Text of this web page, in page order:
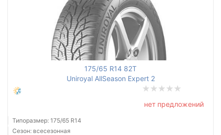
175/65 R14 82T
Uniroyal AllSeason Expert 2
нет предложений
Типоразмер: 175/65 R14
Сезон: всесезонная